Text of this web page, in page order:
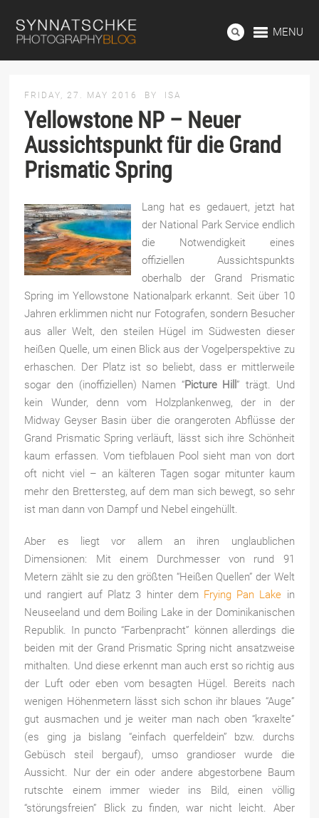
MENU
FRIDAY, 27. MAY 2016 BY ISA
Yellowstone NP – Neuer
Aussichtspunkt für die Grand
Prismatic Spring
Lang hat es gedauert, jetzt hat
der National Park Service endlich
die Notwendigkeit eines
offiziellen Aussichtspunkts
oberhalb der Grand Prismatic
Spring im Yellowstone Nationalpark erkannt. Seit über 10
Jahren erklimmen nicht nur Fotografen, sondern Besucher
aus aller Welt, den steilen Hügel im Südwesten dieser
heißen Quelle, um einen Blick aus der Vogelperspektive zu
erhaschen. Der Platz ist so beliebt, dass er mittlerweile
sogar den (inoffiziellen) Namen “Picture Hill” trägt. Und
kein Wunder, denn vom Holzplankenweg, der in der
Midway Geyser Basin über die orangeroten Abflüsse der
Grand Prismatic Spring verläuft, lässt sich ihre Schönheit
kaum erfassen. Vom tiefblauen Pool sieht man von dort
oft nicht viel – an kälteren Tagen sogar mitunter kaum
mehr den Brettersteg, auf dem man sich bewegt, so sehr
ist man dann von Dampf und Nebel eingehüllt.
Aber es liegt vor allem an ihren unglaublichen
Dimensionen: Mit einem Durchmesser von rund 91
Metern zählt sie zu den größten “Heißen Quellen” der Welt
und rangiert auf Platz 3 hinter dem Frying Pan Lake in
Neuseeland und dem Boiling Lake in der Dominikanischen
Republik. In puncto “Farbenpracht” können allerdings die
beiden mit der Grand Prismatic Spring nicht ansatzweise
mithalten. Und diese erkennt man auch erst so richtig aus
der Luft oder eben vom besagten Hügel. Bereits nach
wenigen Höhenmetern lässt sich schon ihr blaues “Auge”
gut ausmachen und je weiter man nach oben “kraxelte”
(es ging ja bislang “einfach querfeldein” bzw. durchs
Gebüsch steil bergauf), umso grandioser wurde die
Aussicht. Nur der ein oder andere abgestorbene Baum
rutschte einem immer wieder ins Bild, einen völlig
“störungsfreien” Blick zu finden, war nicht leicht. Aber